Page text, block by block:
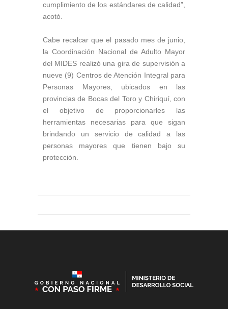
cumplimiento de los estándares de calidad”,
acotó.
Cabe recalcar que el pasado mes de junio,
la Coordinación Nacional de Adulto Mayor
del MIDES realizó una gira de supervisión a
nueve (9) Centros de Atención Integral para
Personas Mayores, ubicados en las
provincias de Bocas del Toro y Chiriquí, con
el objetivo de proporcionarles las
herramientas necesarias para que sigan
brindando un servicio de calidad a las
personas mayores que tienen bajo su
protección.